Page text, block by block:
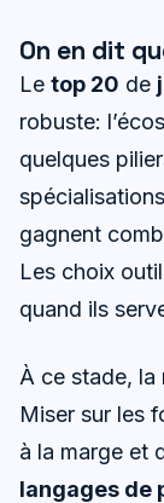
On en dit
Le top 20 de
robuste:
quelques
gagnent
Les choix
quand ils
À ce stade, la
Miser sur les
à la marge et
langages de